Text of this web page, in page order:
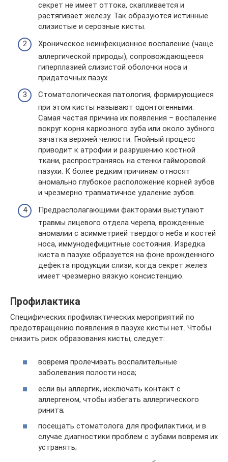
секрет не имеет оттока, скапливается и
растягивает железу. Так образуются истинные
слизистые и серозные кисты.
Хроническое неинфекционное воспаление (чаще
аллергической природы), сопровождающееся
гиперплазией слизистой оболочки носа и
придаточных пазух.
Стоматологическая патология, формирующиеся
при этом кисты называют одонтогенными.
Самая частая причина их появления – воспаление
вокруг корня кариозного зуба или около зубного
зачатка верхней челюсти. Гнойный процесс
приводит к атрофии и разрушению костной
ткани, распространяясь на стенки гайморовой
пазухи. К более редким причинам относят
аномально глубокое расположение корней зубов
и чрезмерно травматичное удаление зубов.
Предрасполагающими факторами выступают
травмы лицевого отдела черепа, врожденные
аномалии с асимметрией твердого неба и костей
носа, иммунодефицитные состояния. Изредка
киста в пазухе образуется на фоне врожденного
дефекта продукции слизи, когда секрет желез
имеет чрезмерно вязкую консистенцию.
Профилактика
Специфических профилактических мероприятий по
предотвращению появления в пазухе кисты нет. Чтобы
снизить риск образования кисты, следует:
вовремя пролечивать воспалительные
заболевания полости носа;
если вы аллергик, исключать контакт с
аллергеном, чтобы избегать аллергического
ринита;
посещать стоматолога для профилактики, и в
случае диагностики проблем с зубами вовремя их
устранять;